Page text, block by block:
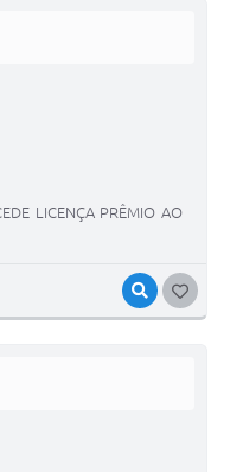
VISUALIZAR
LICENÇA PRÊMIO AO